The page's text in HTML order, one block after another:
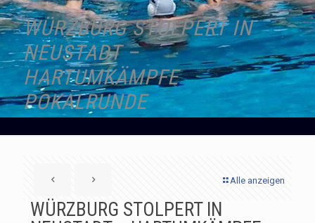
WÜRZBURG STOLPERT IN
NEUSTADT –
HARTUMKÄMPFE
POKALRUNDE
Alle anzeigen
WÜRZBURG STOLPERT IN